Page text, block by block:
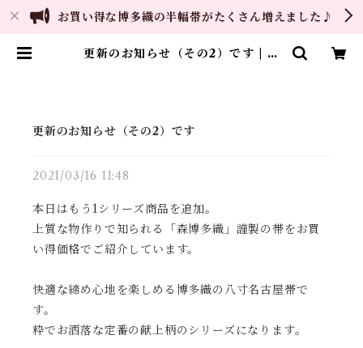
お買い得な博多織の半幅帯がたくさん増えました♪
更新のお知らせ（その2）です | ご
更新のお知らせ（その2）です
2021/03/16 11:48
本日はもう1シリーズ商品を追加。
上質な物作りで知られる「森博多織」謹製の帯をお買
い得価格でご紹介しています。
快適な締め心地を楽しめる博多織の八寸名古屋帯で
す。
粋でお洒落な定番の献上柄のシリーズになります。